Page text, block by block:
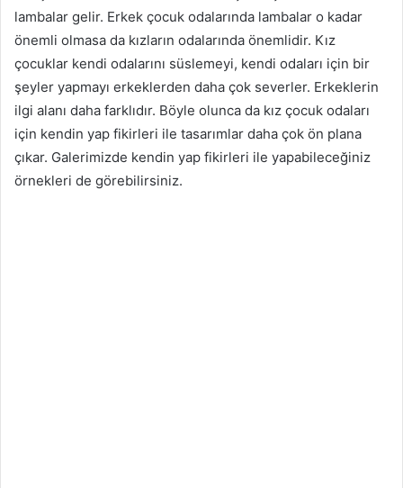
lambalar gelir. Erkek çocuk odalarında lambalar o kadar
önemli olmasa da kızların odalarında önemlidir. Kız
çocuklar kendi odalarını süslemeyi, kendi odaları için bir
şeyler yapmayı erkeklerden daha çok severler. Erkeklerin
ilgi alanı daha farklıdır. Böyle olunca da kız çocuk odaları
için kendin yap fikirleri ile tasarımlar daha çok ön plana
çıkar. Galerimizde kendin yap fikirleri ile yapabileceğiniz
örnekleri de görebilirsiniz.